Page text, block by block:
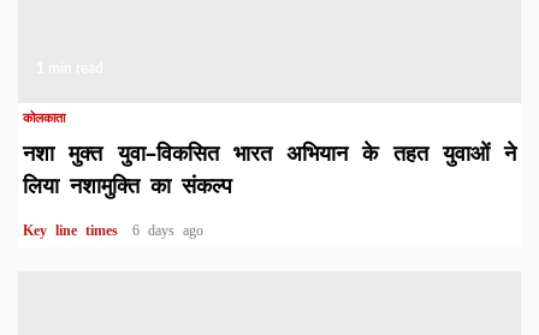
कोलकाता
नशा मुक्त युवा–विकसित भारत अभियान के तहत युवाओं ने
लिया नशामुक्ति का संकल्प
Key line times 6 days ago